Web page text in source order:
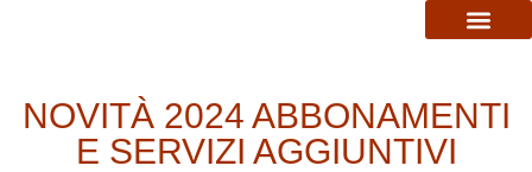
NOVITÀ 2024 ABBONAMENTI
E SERVIZI AGGIUNTIVI